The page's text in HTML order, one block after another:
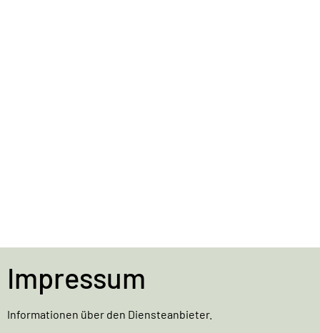
Impressum
Informationen über den Diensteanbieter.